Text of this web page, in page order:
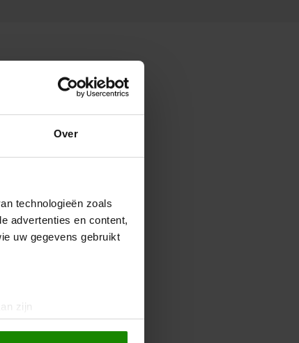
Over
technologieën zoals
advertenties en content,
uw gegevens gebruikt
zijn